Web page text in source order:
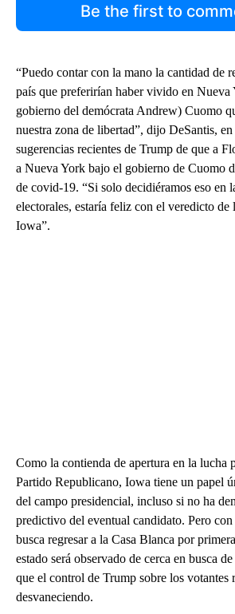
Be the first to
“Puedo contar con la mano la cantidad de
país que preferirían haber vivido en Nueva
gobierno del demócrata Andrew) Cuomo
nuestra zona de libertad”, dijo DeSantis,
sugerencias recientes de Trump de que a
a Nueva York bajo el gobierno de Cuomo
de covid-19. “Si solo decidiéramos eso en
electorales, estaría feliz con el veredicto de
Iowa”.
Como la contienda de apertura en la lucha
Partido Republicano, Iowa tiene un papel
del campo presidencial, incluso si no ha
predictivo del eventual candidato. Pero
busca regresar a la Casa Blanca por
estado será observado de cerca en busca
que el control de Trump sobre los votantes
desvaneciendo.